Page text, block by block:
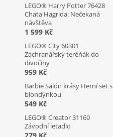
LEGO® Harry Potter 76428
Chata Hagrida: Nečekaná
návštěva
1 599 Kč
LEGO® City 60301
Záchranářský teréňák do
divočiny
959 Kč
Barbie Salón krásy Herní set s
blondýnkou
549 Kč
LEGO® Creator 31160
Závodní letadlo